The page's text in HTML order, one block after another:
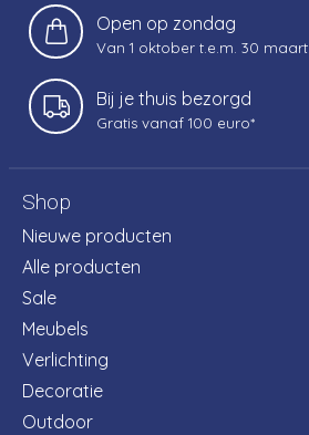
Open op zondag
Van 1 oktober t.e.m. 30 maart
Bij je thuis bezorgd
Gratis vanaf 100 euro*
Shop
Nieuwe producten
Alle producten
Sale
Meubels
Verlichting
Decoratie
Outdoor